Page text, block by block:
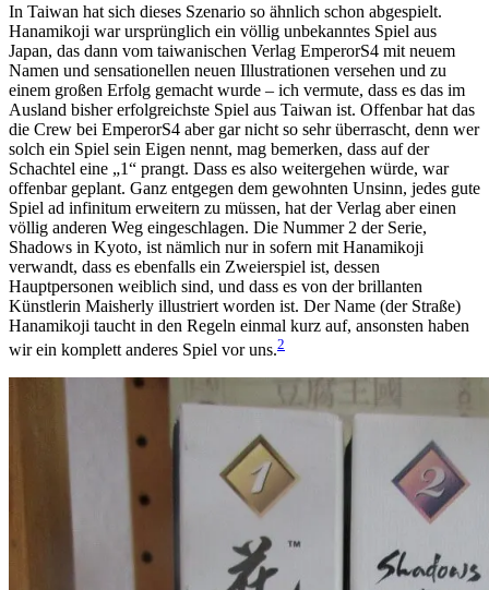
In Taiwan hat sich dieses Szenario so ähnlich schon abgespielt.
Hanamikoji war ursprünglich ein völlig unbekanntes Spiel aus
Japan, das dann vom taiwanischen Verlag EmperorS4 mit neuem
Namen und sensationellen neuen Illustrationen versehen und zu
einem großen Erfolg gemacht wurde – ich vermute, dass es das im
Ausland bisher erfolgreichste Spiel aus Taiwan ist. Offenbar hat das
die Crew bei EmperorS4 aber gar nicht so sehr überrascht, denn wer
solch ein Spiel sein Eigen nennt, mag bemerken, dass auf der
Schachtel eine „1“ prangt. Dass es also weitergehen würde, war
offenbar geplant. Ganz entgegen dem gewohnten Unsinn, jedes gute
Spiel ad infinitum erweitern zu müssen, hat der Verlag aber einen
völlig anderen Weg eingeschlagen. Die Nummer 2 der Serie,
Shadows in Kyoto, ist nämlich nur in sofern mit Hanamikoji
verwandt, dass es ebenfalls ein Zweierspiel ist, dessen
Hauptpersonen weiblich sind, und dass es von der brillanten
Künstlerin Maisherly illustriert worden ist. Der Name (der Straße)
Hanamikoji taucht in den Regeln einmal kurz auf, ansonsten haben
wir ein komplett anderes Spiel vor uns.2